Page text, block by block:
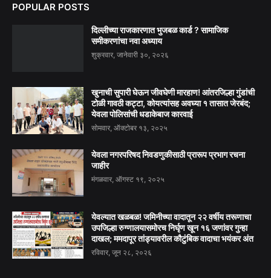
POPULAR POSTS
दिल्लीच्या राजकारणात भुजबळ कार्ड ? सामाजिक
समीकरणांचा नवा अध्याय
शुक्रवार, जानेवारी ३०, २०२६
खुनाची सुपारी घेऊन जीवघेणी मारहाण! आंतरजिल्हा गुंडांची
टोळी गावठी कट्टा, कोयत्यांसह अवघ्या १ तासात जेरबंद;
येवला पोलिसांची धडाकेबाज कारवाई
सोमवार, ऑक्टोबर १३, २०२५
येवला नगरपरिषद निवडणुकीसाठी प्रारूप प्रभाग रचना
जाहीर
मंगळवार, ऑगस्ट १९, २०२५
येवल्यात खळबळ! जमिनीच्या वादातून २२ वर्षीय तरूणाचा
उपजिल्हा रुग्णालयासमोरच निर्घृण खून १६ जणांवर गुन्हा
दाखल; ममदापूर तांड्यावरील कौटुंबिक वादाचा भयंकर अंत
रविवार, जून २८, २०२६